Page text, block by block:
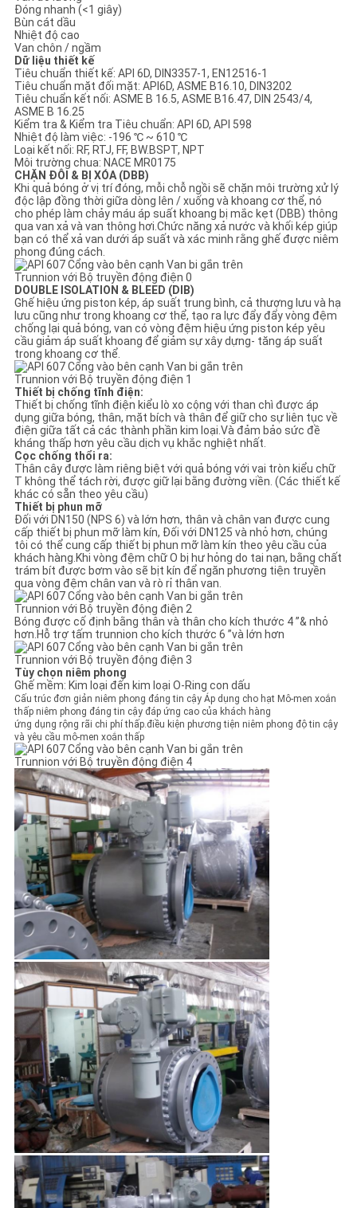
Đóng nhanh (<1 giây)
Bùn cát dầu
Nhiệt độ cao
Van chôn / ngầm
Dữ liệu thiết kế
Tiêu chuẩn thiết kế: API 6D, DIN3357-1, EN12516-1
Tiêu chuẩn mặt đối mặt: API6D, ASME B16.10, DIN3202
Tiêu chuẩn kết nối: ASME B 16.5, ASME B16.47, DIN 2543/4,
ASME B 16.25
Kiểm tra & Kiểm tra Tiêu chuẩn: API 6D, API 598
Nhiệt độ làm việc: -196 ℃ ~ 610 ℃
Loại kết nối: RF, RTJ, FF, BW.BSPT, NPT
Môi trường chua: NACE MR0175
CHẶN ĐÔI & BỊ XÓA (DBB)
Khi quả bóng ở vị trí đóng, mỗi chỗ ngồi sẽ chặn môi trường xử lý
độc lập đồng thời giữa dòng lên / xuống và khoang cơ thể, nó
cho phép làm chảy máu áp suất khoang bị mắc kẹt (DBB) thông
qua van xả và van thông hơi.Chức năng xả nước và khối kép giúp
bạn có thể xả van dưới áp suất và xác minh rằng ghế được niêm
phong đúng cách.
DOUBLE ISOLATION & BLEED (DIB)
Ghế hiệu ứng piston kép, áp suất trung bình, cả thượng lưu và hạ
lưu cũng như trong khoang cơ thể, tạo ra lực đẩy đẩy vòng đệm
chống lại quả bóng, van có vòng đệm hiệu ứng piston kép yêu
cầu giảm áp suất khoang để giảm sự xây dựng- tăng áp suất
trong khoang cơ thể.
Thiết bị chống tĩnh điện:
Thiết bị chống tĩnh điện kiểu lò xo cộng với than chì được áp
dụng giữa bóng, thân, mặt bích và thân để giữ cho sự liên tục về
điện giữa tất cả các thành phần kim loại.Và đảm bảo sức đề
kháng thấp hơn yêu cầu dịch vụ khắc nghiệt nhất.
Cọc chống thổi ra:
Thân cây được làm riêng biệt với quả bóng với vai tròn kiểu chữ
T không thể tách rời, được giữ lại bằng đường viền. (Các thiết kế
khác có sẵn theo yêu cầu)
Thiết bị phun mỡ
Đối với DN150 (NPS 6) và lớn hơn, thân và chân van được cung
cấp thiết bị phun mỡ làm kín, Đối với DN125 và nhỏ hơn, chúng
tôi có thể cung cấp thiết bị phun mỡ làm kín theo yêu cầu của
khách hàng.Khi vòng đệm chữ O bị hư hỏng do tai nạn, bằng chất
trám bít được bơm vào sẽ bịt kín để ngăn phương tiện truyền
qua vòng đệm chân van và rò rỉ thân van.
Bóng được cố định bằng thân và thân cho kích thước 4 ”& nhỏ
hơn.Hỗ trợ tấm trunnion cho kích thước 6 ”và lớn hơn
Tùy chọn niêm phong
Ghế mềm: Kim loại đến kim loại O-Ring con dấu
Cấu trúc đơn giản niêm phong đáng tin cậy Áp dụng cho hạt Mô-men xoắn
thấp niêm phong đáng tin cậy đáp ứng cao của khách hàng
ứng dụng rộng rãi chi phí thấp.điều kiện phương tiện niêm phong độ tin cậy
và yêu cầu mô-men xoắn thấp